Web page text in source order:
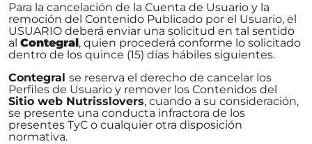
Para la cancelación de la Cuenta de Usuario y la
remoción del Contenido Publicado por el Usuario, el
USUARIO deberá enviar una solicitud en tal sentido
al Contegral, quien procederá conforme lo solicitado
dentro de los quince (15) días hábiles siguientes.
Contegral se reserva el derecho de cancelar los
Perfiles de Usuario y remover los Contenidos del
Sitio web Nutrisslovers, cuando a su consideración,
se presente una conducta infractora de los
presentes TyC o cualquier otra disposición
normativa.